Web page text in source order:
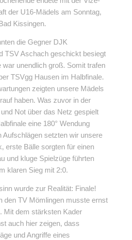
der U16-Mädels am Sonntag,
Kissingen.
die Gegner DJK
TSV Aschach geschickt besiegt
war unendlich groß. Somit trafen
TSVgg Hausen im Halbfinale.
zeigten unsere Mädels
haben. Was zuvor in der
Not über das Netz gespielt
eine 180° Wendung
Aufschlägen setzten wir unsere
erste Bälle sorgten für einen
und kluge Spielzüge führten
klaren Sieg mit 2:0.
wurde zur Realität: Finale!
den TV Mömlingen musste ernst
Mit dem stärksten Kader
auch hier zeigen, dass
und Angriffe eines